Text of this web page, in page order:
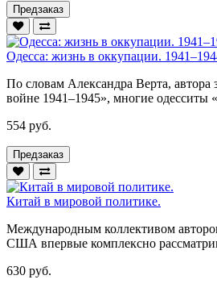
Предзаказ
Одесса: жизнь в оккупации.
По словам Александра Верта, автора
войне 1941–1945», многие одесситы
554 руб.
Предзаказ
Китай в мировой политике.
Международным коллективом
США впервые комплексно
630 руб.